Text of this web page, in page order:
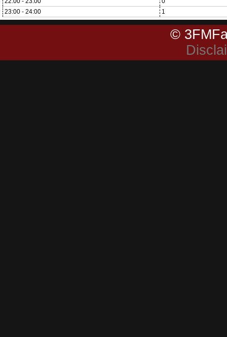
23:00 - 24:00
1
©